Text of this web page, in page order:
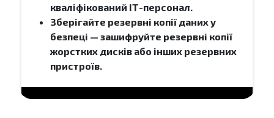
кваліфікований ІТ-персонал.
Зберігайте резервні копії даних у
безпеці — зашифруйте резервні копії
жорстких дисків або інших резервних
пристроїв.